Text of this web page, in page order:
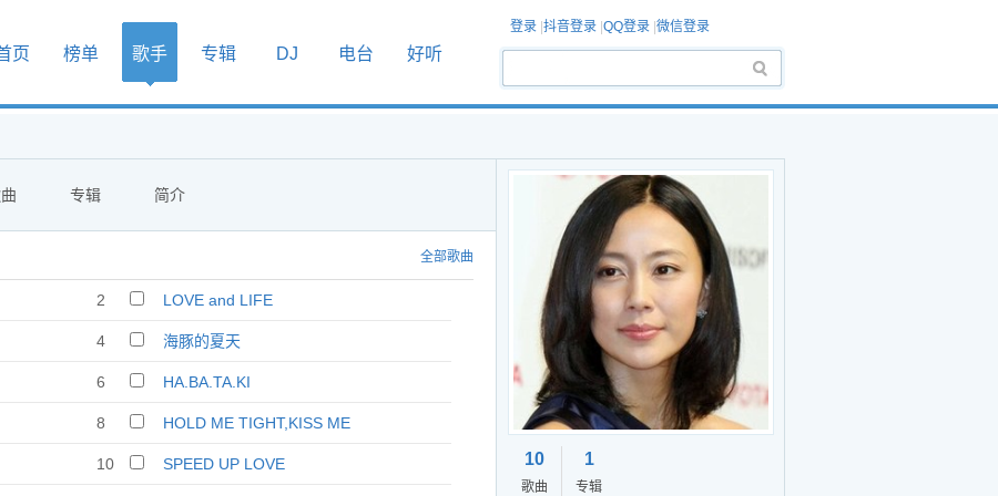
页 榜单 歌手 专辑 DJ 电台 好听
登录 抖音登录 QQ登录 微信登录
专辑 简介
全部歌曲
2 LOVE and LIFE
4 海豚的夏天
6 HA.BA.TA.KI
8
HOLD ME TIGHT,KISS ME
10 SPEED UP LOVE 10
歌曲
1
专辑